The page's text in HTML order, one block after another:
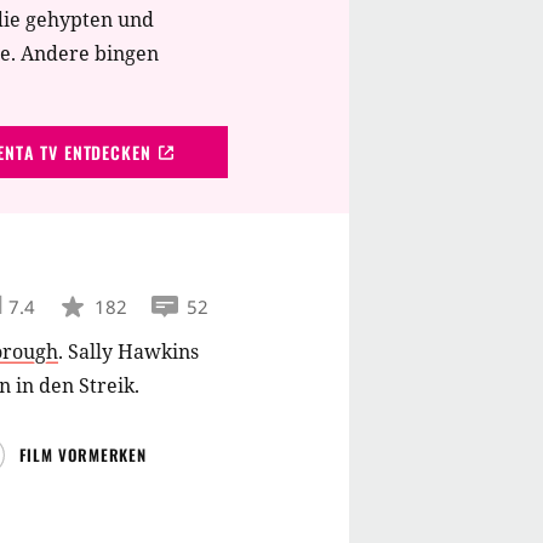
und vielen
Film Festival
mit dem Preis als
Filmpreis über eine
(GP)
gehypten und
Andere bingen
TV ENTDECKEN
7.4 182 52
. Sally Hawkins
in den Streik.
FILM VORMERKEN